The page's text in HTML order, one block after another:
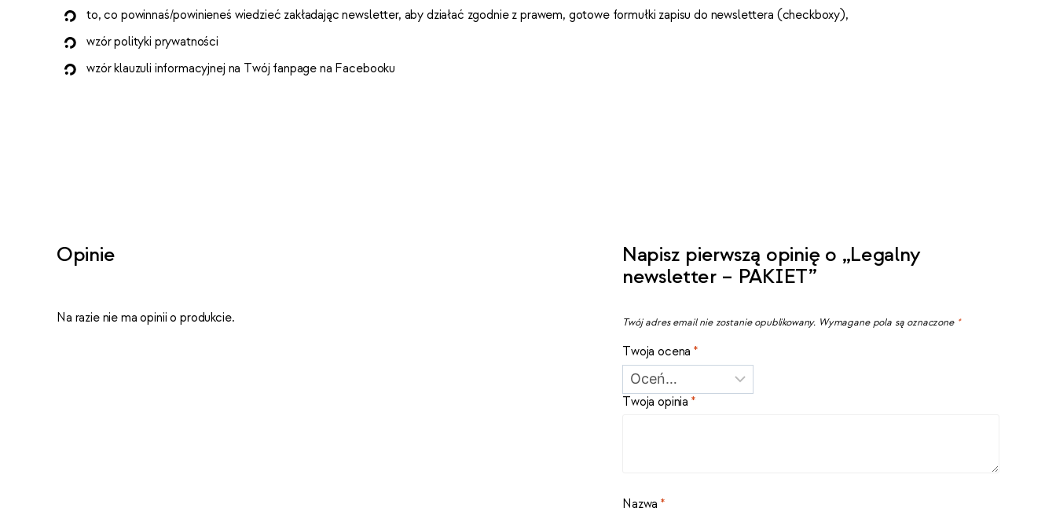
to, co powinnaś/powinieneś wiedzieć zakładając newsletter, aby działać zgodnie z prawem, gotowe formułki zapisu do newslettera (checkboxy),
wzór polityki prywatności
wzór klauzuli informacyjnej na Twój fanpage na Facebooku
Opinie
Na razie nie ma opinii o produkcie.
Napisz pierwszą opinię o „Legalny
newsletter – PAKIET”
Twój adres email nie zostanie opublikowany. Wymagane pola są oznaczone *
Twoja ocena*
Twoja opinia *
Nazwa*